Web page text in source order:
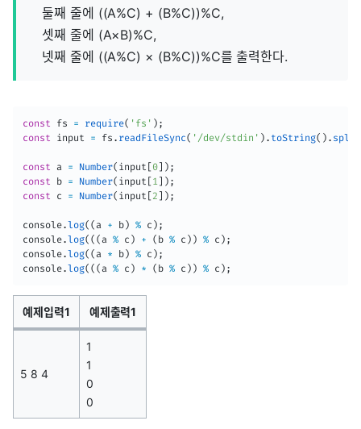
둘째 줄에 ((A%C) + (B%C))%C,
셋째 줄에 (A×B)%C,
넷째 줄에 ((A%C) × (B%C))%C를 출력한다.
const fs = require( 'fs' ) ;
const input = fs . readFileSync( '/dev/stdin' ) . toString( ) . split
const a = Number( input 0 ) ;
const b = Number( input 1 ) ;
const c = Number( input 2 ) ;
console.log( (a + b ) % c ) ;
console.log( ( (a % c ) + ( b % c ) ) % c ) ;
console.log( (a * b ) % c ) ;
console.log( ( (a % c ) * ( b % c ) ) % c ) ;
예제입력1 예제출력1
5 8 4
1
1
0
0